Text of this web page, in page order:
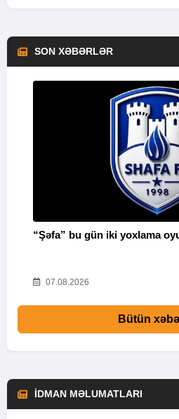
SON XƏBƏRLƏR
“Şəfa” bu gün iki yoxlama
07.08.2026
Bütün
İDMAN MƏLUMATLARI